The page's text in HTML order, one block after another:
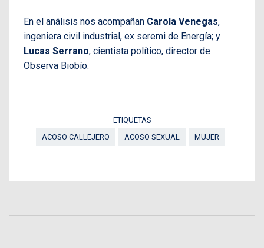
En el análisis nos acompañan Carola Venegas,
ingeniera civil industrial, ex seremi de Energía; y
Lucas Serrano, cientista político, director de
Observa Biobío.
ETIQUETAS
ACOSO CALLEJERO
ACOSO SEXUAL MUJER